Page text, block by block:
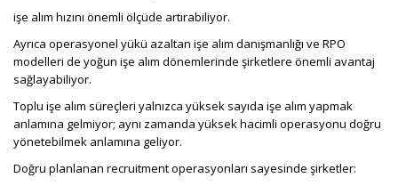
işe alım hızını önemli ölçüde artırabiliyor.
Ayrıca operasyonel yükü azaltan işe alım danışmanlığı ve RPO
modelleri de yoğun işe alım dönemlerinde şirketlere önemli avantaj
sağlayabiliyor.
Toplu işe alım süreçleri yalnızca yüksek sayıda işe alım yapmak
anlamına gelmiyor; aynı zamanda yüksek hacimli operasyonu doğru
yönetebilmek anlamına geliyor.
Doğru planlanan recruitment operasyonları sayesinde şirketler: